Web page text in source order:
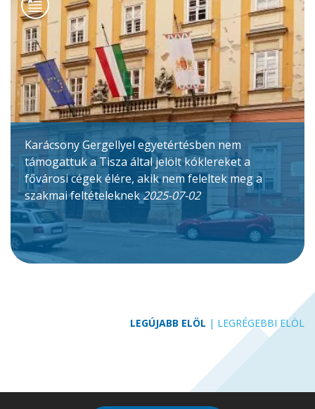
Karácsony Gergellyel egyetértésben nem
támogattuk a Tisza által jelölt kóklereket a
fővárosi cégek élére, akik nem feleltek meg a
szakmai feltételeknek2025-07-02
LEGÚJABB ELÖL | LEGRÉGEBBI ELÖL